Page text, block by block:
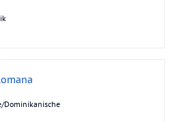
Dominikanische